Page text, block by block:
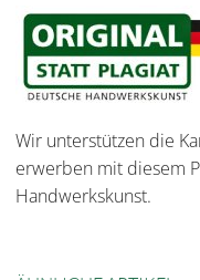
Wir unterstützen die
erwerben mit diesem
Handwerkskunst.